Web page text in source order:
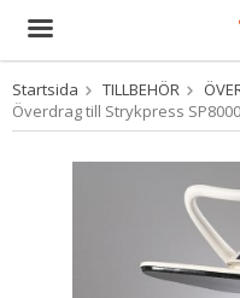
Produkten har
Startsida TILLBEHÖR
Överdrag till Strykpress SP8000